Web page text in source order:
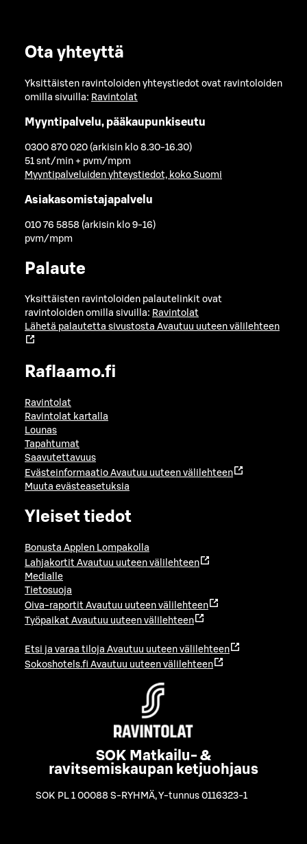
Ota yhteyttä
Yksittäisten ravintoloiden yhteystiedot ovat ravintoloiden
omilla sivuilla: Ravintolat
Myyntipalvelu, pääkaupunkiseutu
0300 870 020 (arkisin klo 8.30-16.30)
51 snt/min + pvm/mpm
Myyntipalveluiden yhteystiedot, koko Suomi
Asiakasomistajapalvelu
010 76 5858 (arkisin klo 9-16)
pvm/mpm
Palaute
Yksittäisten ravintoloiden palautelinkit ovat
ravintoloiden omilla sivuilla: Ravintolat
Lähetä palautetta sivustosta Avautuu uuteen välilehteen
Raflaamo.fi
Ravintolat
Ravintolat kartalla
Lounas
Tapahtumat
Saavutettavuus
Evästeinformaatio Avautuu uuteen välilehteen
Muuta evästeasetuksia
Yleiset tiedot
Bonusta Applen Lompakolla
Lahjakortit Avautuu uuteen välilehteen
Medialle
Tietosuoja
Oiva-raportit Avautuu uuteen välilehteen
Työpaikat Avautuu uuteen välilehteen
Etsi ja varaa tiloja Avautuu uuteen välilehteen
Sokoshotels.fi Avautuu uuteen välilehteen
SOK Matkailu- &
ravitsemiskaupan ketjuohjaus
SOK PL 1 00088 S-RYHMÄ,Y-tunnus 0116323-1